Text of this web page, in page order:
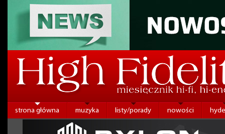
strona główna muzyka listy/porady nowości